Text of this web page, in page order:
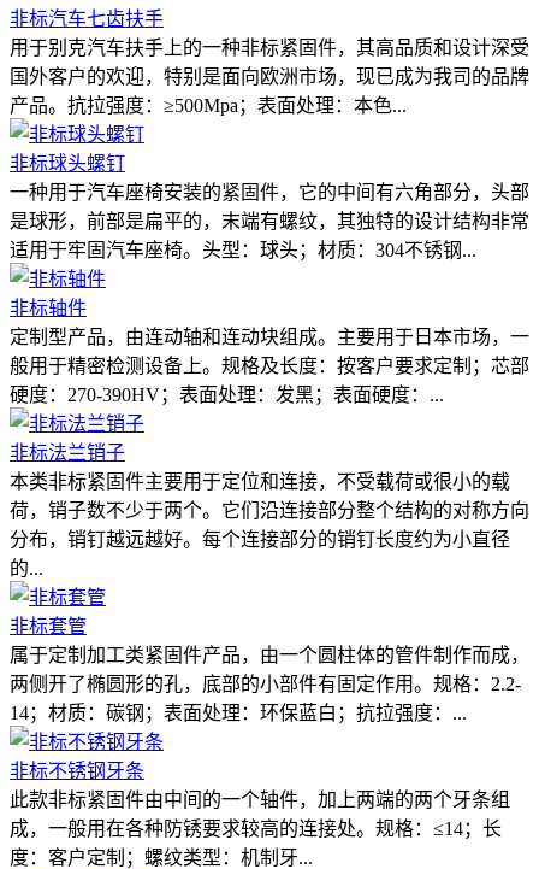
非标汽车七齿扶手
用于别克汽车扶手上的一种非标紧固件，其高品质和设计深受
国外客户的欢迎，特别是面向欧洲市场，现已成为我司的品牌
产品。抗拉强度：≥500Mpa；表面处理：本色...
非标球头螺钉
一种用于汽车座椅安装的紧固件，它的中间有六角部分，头部
是球形，前部是扁平的，末端有螺纹，其独特的设计结构非常
适用于牢固汽车座椅。头型：球头；材质：304不锈钢...
非标轴件
定制型产品，由连动轴和连动块组成。主要用于日本市场，一
般用于精密检测设备上。规格及长度：按客户要求定制；芯部
硬度：270-390HV；表面处理：发黑；表面硬度：...
非标法兰销子
本类非标紧固件主要用于定位和连接，不受载荷或很小的载
荷，销子数不少于两个。它们沿连接部分整个结构的对称方向
分布，销钉越远越好。每个连接部分的销钉长度约为小直径
的...
非标套管
属于定制加工类紧固件产品，由一个圆柱体的管件制作而成，
两侧开了椭圆形的孔，底部的小部件有固定作用。规格：2.2-
14；材质：碳钢；表面处理：环保蓝白；抗拉强度：...
非标不锈钢牙条
此款非标紧固件由中间的一个轴件，加上两端的两个牙条组
成，一般用在各种防锈要求较高的连接处。规格：≤14；长
度：客户定制；螺纹类型：机制牙...